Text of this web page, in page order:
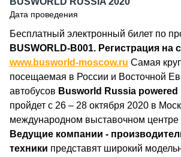
Дата проведения
Бесплатный электронный билет по
BUSWORLD-B001. Регистрация на
www.busworld-moscow.ru Самая
посещаемая в России и Восточной
автобусов Busworld Russia powered
пройдет c 26 – 28 октября 2020 в
международном выставочном центре
Ведущие компании -
техники представят широкий